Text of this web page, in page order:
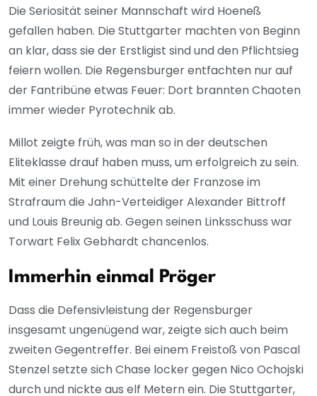
Die Seriosität seiner Mannschaft wird Hoeneß
gefallen haben. Die Stuttgarter machten von Beginn
an klar, dass sie der Erstligist sind und den Pflichtsieg
feiern wollen. Die Regensburger entfachten nur auf
der Fantribüne etwas Feuer: Dort brannten Chaoten
immer wieder Pyrotechnik ab.
Millot zeigte früh, was man so in der deutschen
Eliteklasse drauf haben muss, um erfolgreich zu sein.
Mit einer Drehung schüttelte der Franzose im
Strafraum die Jahn-Verteidiger Alexander Bittroff
und Louis Breunig ab. Gegen seinen Linksschuss war
Torwart Felix Gebhardt chancenlos.
Immerhin einmal Pröger
Dass die Defensivleistung der Regensburger
insgesamt ungenügend war, zeigte sich auch beim
zweiten Gegentreffer. Bei einem Freistoß von Pascal
Stenzel setzte sich Chase locker gegen Nico Ochojski
durch und nickte aus elf Metern ein. Die Stuttgarter,